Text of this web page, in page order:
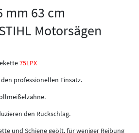
mm 63 cm
Motorsägen
75LPX
professionellen Einsatz.
den Rückschlag.
und Schiene geölt, für weniger Reibung